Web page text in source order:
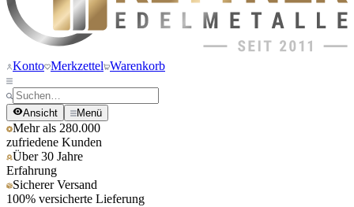
Konto Merkzettel Warenkorb
Ansicht Menü
Mehr als 280.000
zufriedene Kunden
Über 30 Jahre
Erfahrung
Sicherer Versand
100% versicherte Lieferung